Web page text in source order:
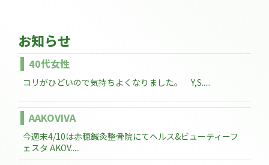
お知らせ
40代女性
コリがひどいので気持ちよくなりました。 Y,S.....
AAKOVIVA
今週末4/10は赤穂鍼灸整骨院にてヘルス&ビューティーフ
ェスタ AKOV.....